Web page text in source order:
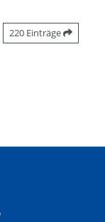
220 Einträge